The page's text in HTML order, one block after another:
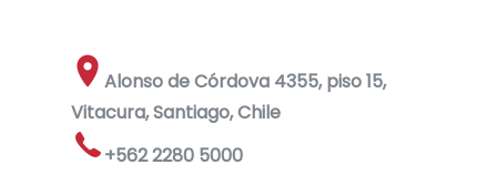
Alonso de Córdova 4355, piso 15,
Vitacura, Santiago, Chile
+562 2280 5000